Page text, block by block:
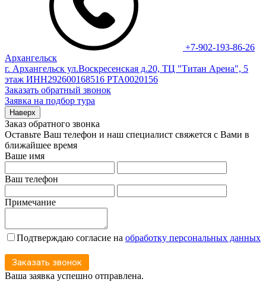
+7-902-193-86-26
Архангельск
г. Архангельск ул.Воскресенская д.20, ТЦ "Титан Арена", 5
этаж ИНН292600168516 РТА0020156
Заказать обратный звонок
Заявка на подбор тура
Наверх
Заказ обратного звонка
Оставьте Ваш телефон и наш специалист свяжется с Вами в
ближайшее время
Ваше имя
Ваш телефон
Примечание
Подтверждаю согласие на обработку персональных данных
Заказать звонок
Ваша заявка успешно отправлена.